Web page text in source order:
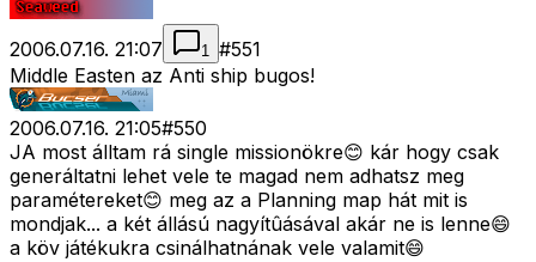
2006.07.16. 21:07 1 #551
Middle Easten az Anti ship bugos!
2006.07.16. 21:05#550
JA most álltam rá single missionökre😊 kár hogy csak
generáltatni lehet vele te magad nem adhatsz meg
paramétereket😊 meg az a Planning map hát mit is
mondjak... a két állású nagyítûásával akár ne is lenne😄
a köv játékukra csinálhatnának vele valamit😄